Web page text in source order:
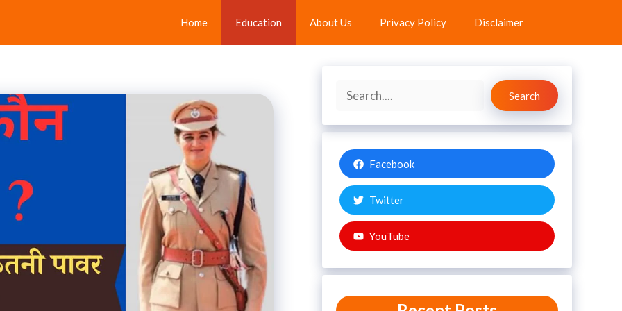
Home Education About Us Privacy Policy Disclaimer
Search
Search
Facebook
Twitter
YouTube